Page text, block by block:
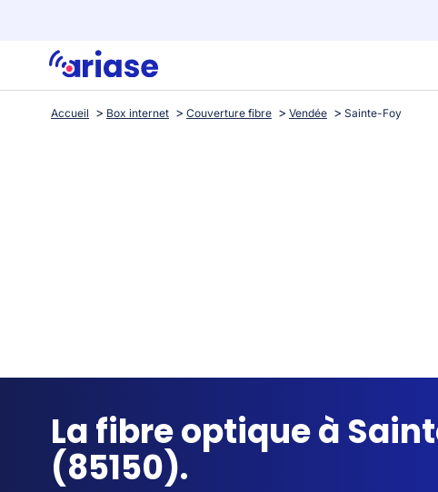
Accueil Box internet Couverture fibre Vendée Sainte-Foy
La fibre optique à
(85150).